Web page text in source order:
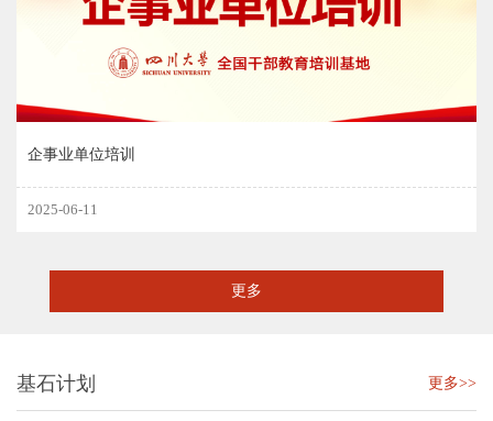
企事业单位培训
2025-06-11
更多
基石计划 更多>>